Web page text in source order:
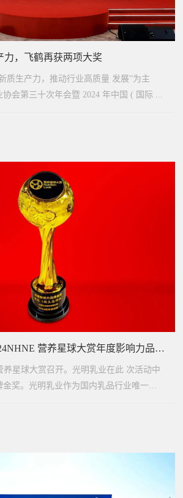
力，飞鹤再获两项大奖
质生产力，推动行业高质量 发展”为主
会第三十次年会暨 2024 年中国 ( 国际 ...
光明乳业荣膺 2024NHNE 营养星球大赏年度影响力品牌金奖
养星球大赏召开。光明乳业在此 次活动中
奖。光明乳业作为国内乳品行业唯一一